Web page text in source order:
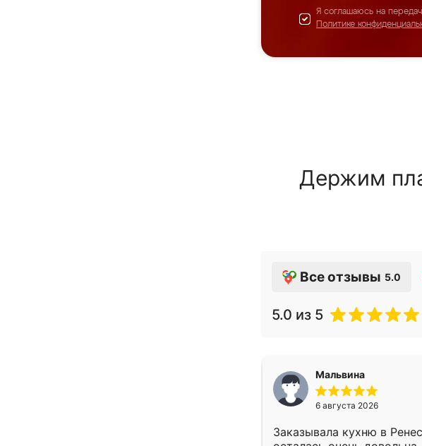
Я соглашаюсь на
Политике
Держим
Все отзывы 5.0
5.0 из 5
Мальвина
6 августа 2026
Заказывала кухню в